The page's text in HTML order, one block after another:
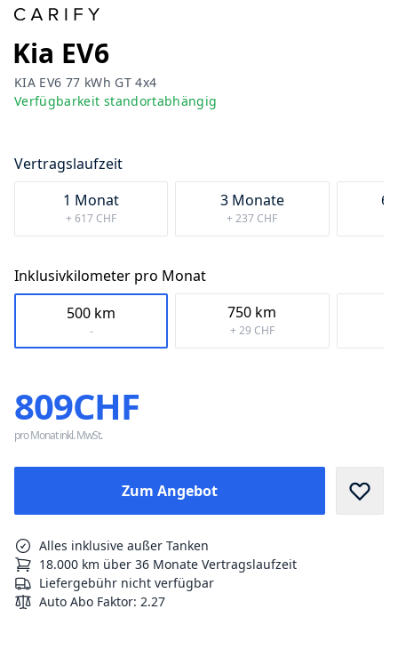
Kia EV6
KIA EV6 77 kWh GT 4x4
Verfügbarkeit standortabhängig
Vertragslaufzeit
1 Monat
+ 617 CHF
3 Monate
+ 237 CHF
6
Inklusivkilometer pro Monat
500 km
-
750 km
+ 29 CHF
Preis
809CHF
pro Monat inkl. MwSt.
Zum Angebot
Alles inklusive außer Tanken
18.000 km über 36 Monate Vertragslaufzeit
Liefergebühr nicht verfügbar
Auto Abo Faktor: 2.27